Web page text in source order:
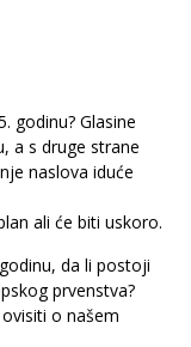
godinu? Glasine
a s druge strane
naslova iduće
ali će biti uskoro.
da li postoji
prvenstva?
o našem